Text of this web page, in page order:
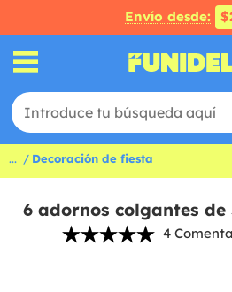
Envío desde:
... Decoración de fiesta
6 adornos colgantes de
4